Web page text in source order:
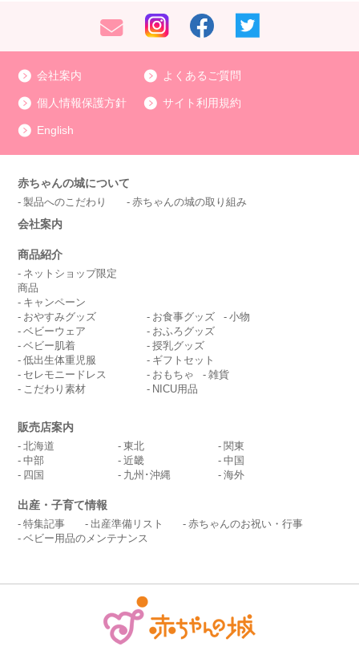
会社案内 よくあるご質問
個人情報保護方針 サイト利用規約
English
赤ちゃんの城について
製品へのこだわり 赤ちゃんの城の取り組み
会社案内
商品紹介
ネットショップ限定
商品
キャンペーン
おやすみグッズ
ベビーウェア
ベビー肌着
低出生体重児服
セレモニードレス
こだわり素材
お食事グッズ
小物
おふろグッズ
授乳グッズ
ギフトセット
おもちゃ
雑貨
NICU用品
販売店案内
北海道 東北
関東
中部
近畿
中国
四国
九州･沖縄 海外
出産・子育て情報
特集記事 出産準備リスト
赤ちゃんのお祝い・行事
ベビー用品のメンテナンス